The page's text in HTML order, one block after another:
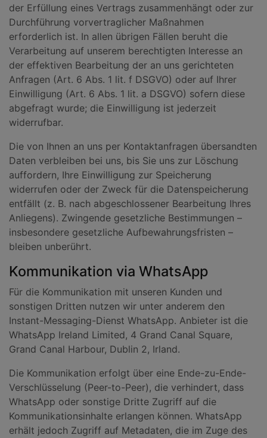
der Erfüllung eines Vertrags zusammenhängt oder zur
Durchführung vorvertraglicher Maßnahmen
erforderlich ist. In allen übrigen Fällen beruht die
Verarbeitung auf unserem berechtigten Interesse an
der effektiven Bearbeitung der an uns gerichteten
Anfragen (Art. 6 Abs. 1 lit. f DSGVO) oder auf Ihrer
Einwilligung (Art. 6 Abs. 1 lit. a DSGVO) sofern diese
abgefragt wurde; die Einwilligung ist jederzeit
widerrufbar.
Die von Ihnen an uns per Kontaktanfragen übersandten
Daten verbleiben bei uns, bis Sie uns zur Löschung
auffordern, Ihre Einwilligung zur Speicherung
widerrufen oder der Zweck für die Datenspeicherung
entfällt (z. B. nach abgeschlossener Bearbeitung Ihres
Anliegens). Zwingende gesetzliche Bestimmungen –
insbesondere gesetzliche Aufbewahrungsfristen –
bleiben unberührt.
Kommunikation via WhatsApp
Für die Kommunikation mit unseren Kunden und
sonstigen Dritten nutzen wir unter anderem den
Instant-Messaging-Dienst WhatsApp. Anbieter ist die
WhatsApp Ireland Limited, 4 Grand Canal Square,
Grand Canal Harbour, Dublin 2, Irland.
Die Kommunikation erfolgt über eine Ende-zu-Ende-
Verschlüsselung (Peer-to-Peer), die verhindert, dass
WhatsApp oder sonstige Dritte Zugriff auf die
Kommunikationsinhalte erlangen können. WhatsApp
erhält jedoch Zugriff auf Metadaten, die im Zuge des